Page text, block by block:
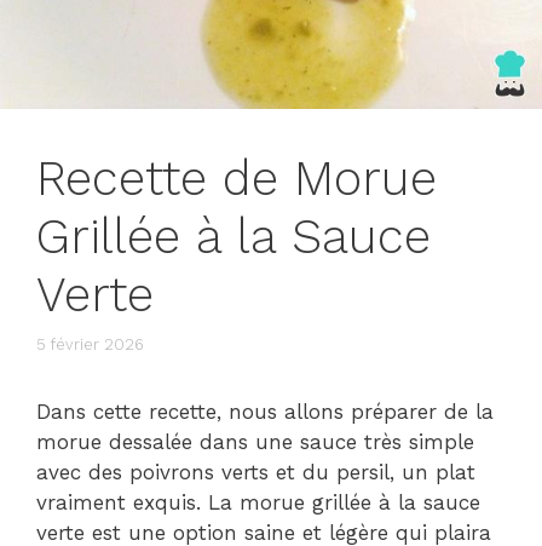
Recette de Morue
Grillée à la Sauce
Verte
5 février 2026
Dans cette recette, nous allons préparer de la
morue dessalée dans une sauce très simple
avec des poivrons verts et du persil, un plat
vraiment exquis. La morue grillée à la sauce
verte est une option saine et légère qui plaira